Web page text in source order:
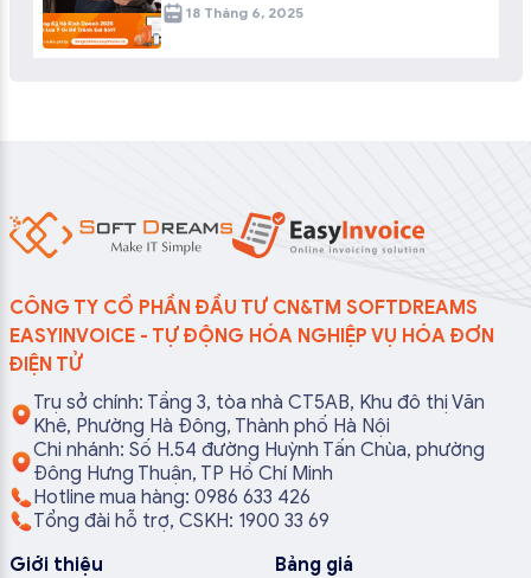
18 Tháng 6, 2025
CÔNG TY CỔ PHẦN ĐẦU TƯ CN&TM SOFTDREAMS
EASYINVOICE - TỰ ĐỘNG HÓA NGHIỆP VỤ HÓA ĐƠN
ĐIỆN TỬ
Trụ sở chính: Tầng 3, tòa nhà CT5AB, Khu đô thị Văn
Khê, Phường Hà Đông, Thành phố Hà Nội
Chi nhánh: Số H.54 đường Huỳnh Tấn Chùa, phường
Đông Hưng Thuận, TP Hồ Chí Minh
Hotline mua hàng: 0986 633 426
Tổng đài hỗ trợ, CSKH: 1900 33 69
Giới thiệu
Bảng giá